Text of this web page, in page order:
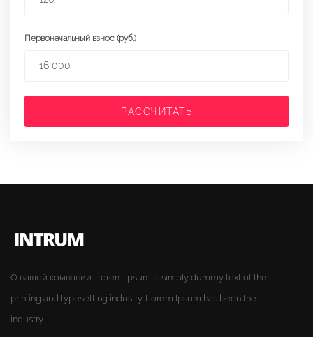
Первоначальный взнос (руб.)
РАССЧИТАТЬ
О нашей компании. Lorem Ipsum is simply dummy text of the
printing and typesetting industry. Lorem Ipsum has been the
industry